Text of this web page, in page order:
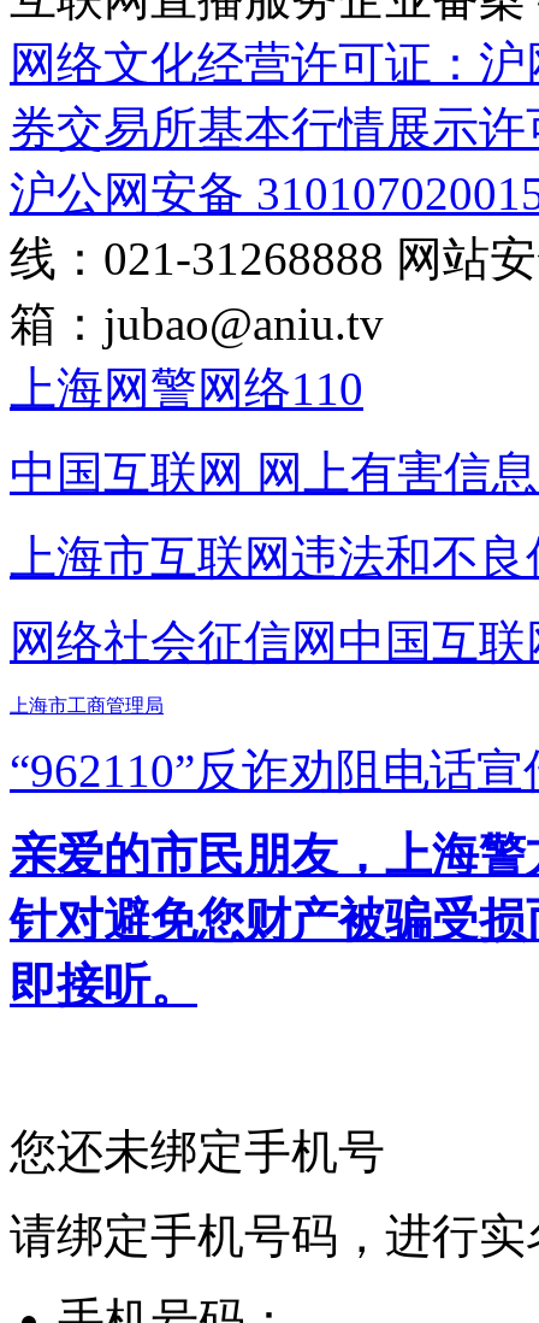
网络文化经营许可证：
券交易所基本行情展示许
沪公网安备
线：021-31268888 网站
箱： jubao@aniu.tv
上海网警网络110
中国互联网 网上有害信
上海市互联网违法和不
网络社会征信网 中国互
上海市工商管理局
“962110”反诈劝阻电话宣
亲爱的市民朋友，上海
针对避免您财产被骗受
即接听。
您还未绑定手机号
请绑定手机号码，进行